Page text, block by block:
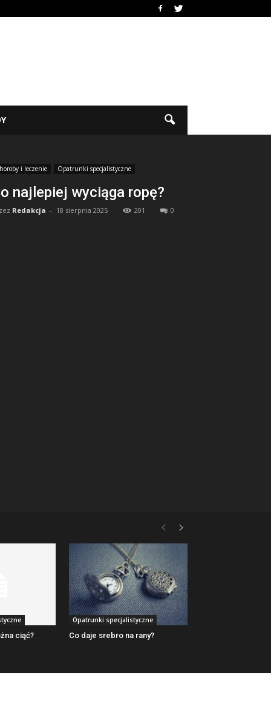
i leczenie Opatrunki specjalistyczne
najlepiej wyciąga ropę?
Redakcja - 18 sierpnia 2025 201 0
ciąć?
Opatrunki specjalistyczne
Co daje srebro na rany?